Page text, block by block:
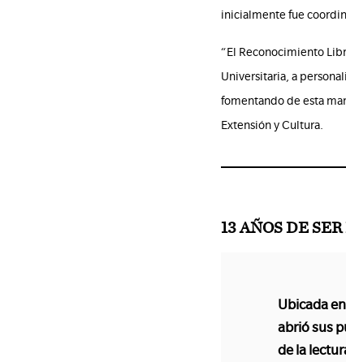
inicialmente fue
“El Reconocimiento
Universitaria, a
fomentando de esta
Extensión y Cultura.
13 AÑOS DE
Ubicada
abrió sus
de la